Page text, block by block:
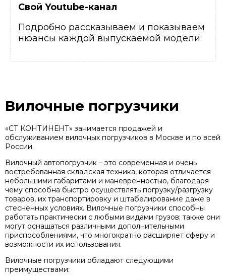
Свой Youtube-канал
Подробно рассказываем и показываем
нюансы каждой выпускаемой модели.
Вилочные погрузчики
«СТ КОНТИНЕНТ» занимается продажей и
обслуживанием вилочных погрузчиков в Москве и по всей
России.
Вилочный автопогрузчик – это современная и очень
востребованная складская техника, которая отличается
небольшими габаритами и маневренностью, благодаря
чему способна быстро осуществлять погрузку/разгрузку
товаров, их транспортировку и штабелирование даже в
стесненных условиях. Вилочные погрузчики способны
работать практически с любыми видами грузов; также они
могут оснащаться различными дополнительными
приспособлениями, что многократно расширяет сферу и
возможности их использования.
Вилочные погрузчики обладают следующими
преимуществами: